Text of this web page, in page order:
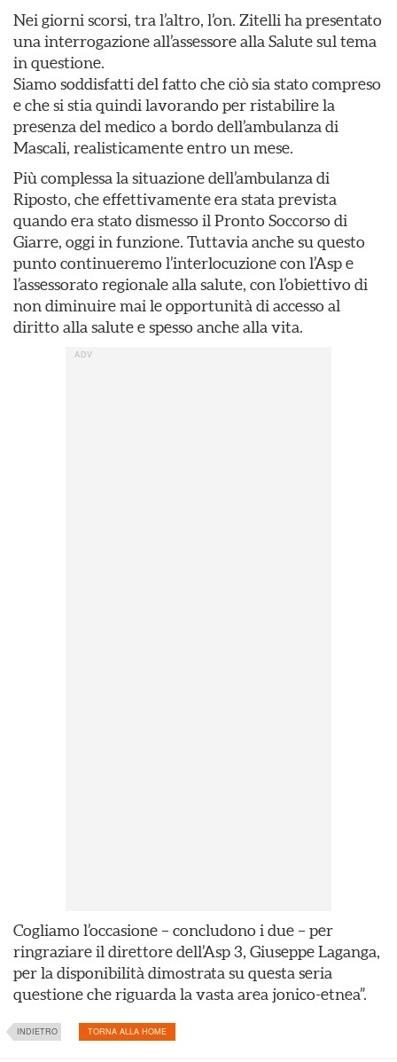
Nei giorni scorsi, tra l’altro, l’on. Zitelli ha presentato
una interrogazione all’assessore alla Salute sul tema
in questione.
Siamo soddisfatti del fatto che ciò sia stato compreso
e che si stia quindi lavorando per ristabilire la
presenza del medico a bordo dell’ambulanza di
Mascali, realisticamente entro un mese.
Più complessa la situazione dell’ambulanza di
Riposto, che effettivamente era stata prevista
quando era stato dismesso il Pronto Soccorso di
Giarre, oggi in funzione. Tuttavia anche su questo
punto continueremo l’interlocuzione con l’Asp e
l’assessorato regionale alla salute, con l’obiettivo di
non diminuire mai le opportunità di accesso al
diritto alla salute e spesso anche alla vita.
Cogliamo l’occasione – concludono i due – per
ringraziare il direttore dell’Asp 3, Giuseppe Laganga,
per la disponibilità dimostrata su questa seria
questione che riguarda la vasta area jonico-etnea”.
INDIETRO TORNA ALLA HOME